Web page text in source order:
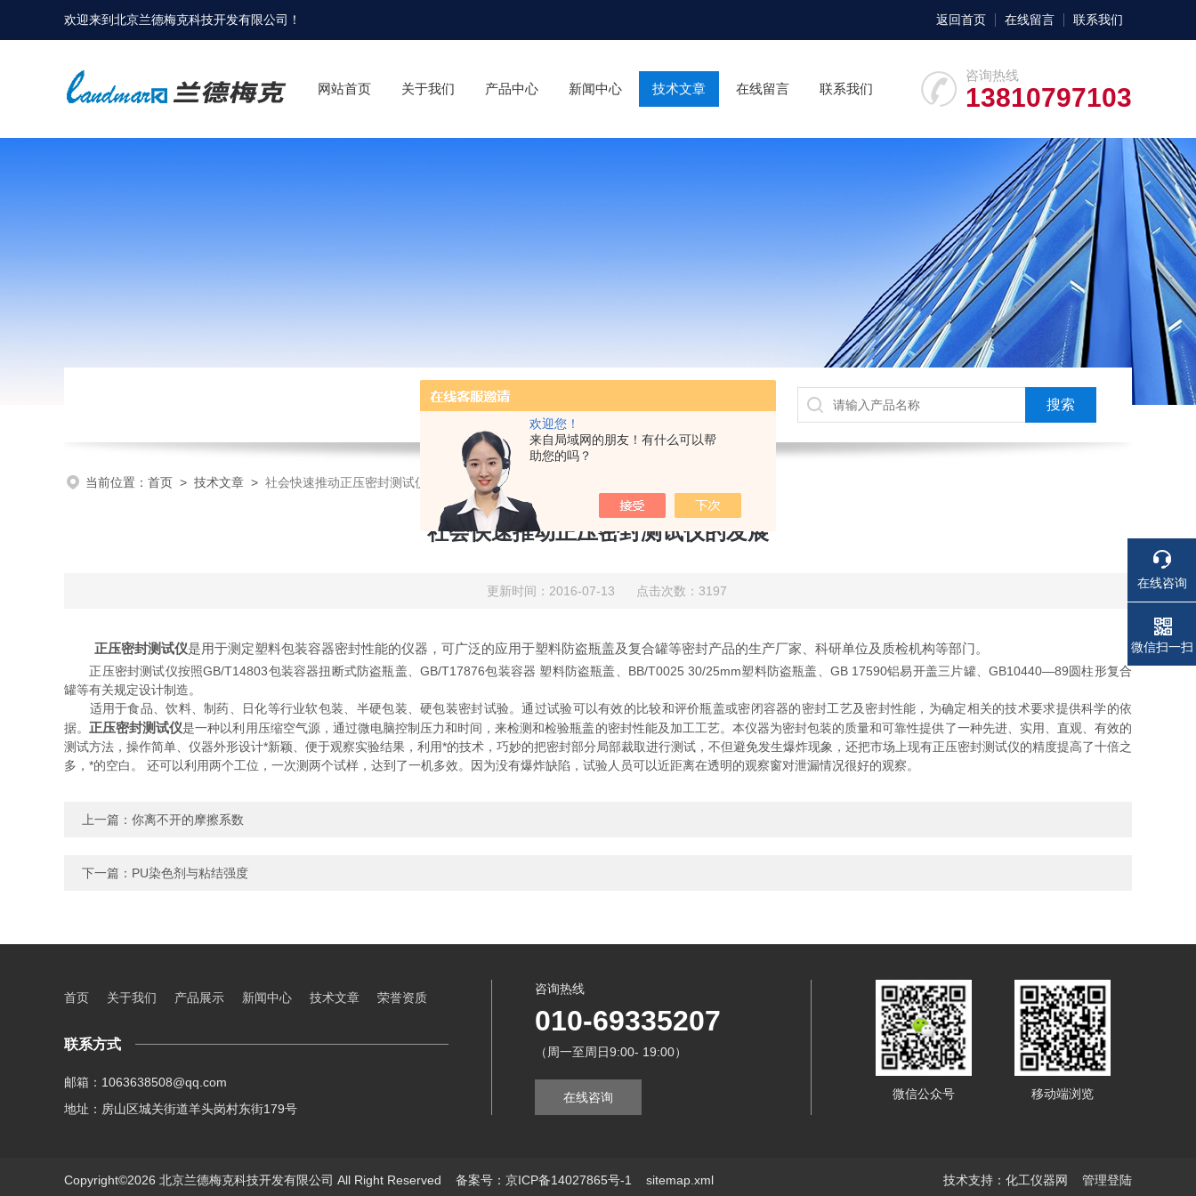
欢迎您！
来自局域网的朋友！有什么可以帮
助您的吗？
欢迎来到北京兰德梅克科技开发有限公司 ！ 返回首页 在线留言 联系我们
咨询热线
13810797103
网站首页 关于我们 产品中心 新闻中心 技术文章 在线留言 联系我们
当前位置： 首页 > 技术文章 > 社会快速推动正压密封测试仪的发展
社会快速推动正压密封测试仪的发展
更新时间：2016-07-13 点击次数：3197
正压密封测试仪是用于测定塑料包装容器密封性能的仪器，可广泛的应用于塑料防盗瓶盖及复合罐等密封产品的生产厂家、科研单位及质检机构等部门。
正压密封测试仪按照GB/T14803包装容器扭断式防盗瓶盖、GB/T17876包装容器 塑料防盗瓶盖、BB/T0025 30/25mm塑料防盗瓶盖、GB 17590铝易开盖三片罐、GB10440—89圆柱形复合
罐等有关规定设计制造。
适用于食品、饮料、制药、日化等行业软包装、半硬包装、硬包装密封试验。通过试验可以有效的比较和评价瓶盖或密闭容器的密封工艺及密封性能，为确定相关的技术要求提供科学的依
据。 正压密封测试仪是一种以利用压缩空气源，通过微电脑控制压力和时间，来检测和检验瓶盖的密封性能及加工工艺。本仪器为密封包装的质量和可靠性提供了一种先进、实用、直观、有效的
测试方法，操作简单、仪器外形设计*新颖、便于观察实验结果，利用*的技术，巧妙的把密封部分局部裁取进行测试，不但避免发生爆炸现象，还把市场上现有正压密封测试仪的精度提高了十倍之
多，*的空白。 还可以利用两个工位，一次测两个试样，达到了一机多效。因为没有爆炸缺陷，试验人员可以近距离在透明的观察窗对泄漏情况很好的观察。
上一篇： 你离不开的摩擦系数
下一篇： PU染色剂与粘结强度
首页 关于我们 产品展示 新闻中心 技术文章 荣誉资质
联系方式
邮箱：1063638508@qq.com
地址：房山区城关街道羊头岗村东街179号
咨询热线
010-69335207
（周一至周日9:00- 19:00）
在线咨询 微信公众号 移动端浏览
Copyright©2026 北京兰德梅克科技开发有限公司 All Right Reserved 备案号：京ICP备14027865号-1 sitemap.xml 技术支持： 化工仪器网 管理登陆
在线咨询
电话
电话
微信扫一扫